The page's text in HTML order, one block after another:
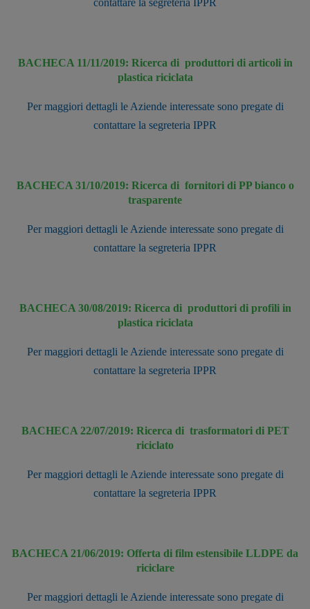
contattare la segreteria IPPR
BACHECA 11/11/2019: Ricerca di produttori di articoli in
plastica riciclata
Per maggiori dettagli le Aziende interessate sono pregate di
contattare la segreteria IPPR
BACHECA 31/10/2019: Ricerca di fornitori di PP bianco o
trasparente
Per maggiori dettagli le Aziende interessate sono pregate di
contattare la segreteria IPPR
BACHECA 30/08/2019: Ricerca di produttori di profili in
plastica riciclata
Per maggiori dettagli le Aziende interessate sono pregate di
contattare la segreteria IPPR
BACHECA 22/07/2019: Ricerca di trasformatori di PET
riciclato
Per maggiori dettagli le Aziende interessate sono pregate di
contattare la segreteria IPPR
BACHECA 21/06/2019: Offerta di film estensibile LLDPE da
riciclare
Per maggiori dettagli le Aziende interessate sono pregate di